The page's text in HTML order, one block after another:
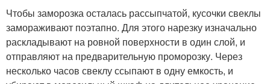
Чтобы заморозка осталась рассыпчатой, кусочки свеклы
замораживают поэтапно. Для этого нарезку изначально
раскладывают на ровной поверхности в один слой, и
отправляют на предварительную проморозку. Через
несколько часов свеклу ссыпают в одну емкость, и